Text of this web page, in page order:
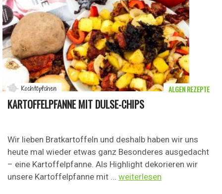
KARTOFFELPFANNE MIT DULSE-CHIPS
Wir lieben Bratkartoffeln und deshalb haben wir uns
heute mal wieder etwas ganz Besonderes ausgedacht
– eine Kartoffelpfanne. Als Highlight dekorieren wir
unsere Kartoffelpfanne mit ... weiterlesen
ALGEN REZEPTE
Kochtöpfchen